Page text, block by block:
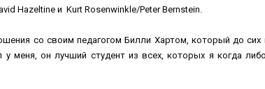
Hazeltine и Kurt Rosenwinkle/Peter Bernstein.
со своим педагогом Билли Хартом, который до
меня, он лучший студент из всех, которых я когда